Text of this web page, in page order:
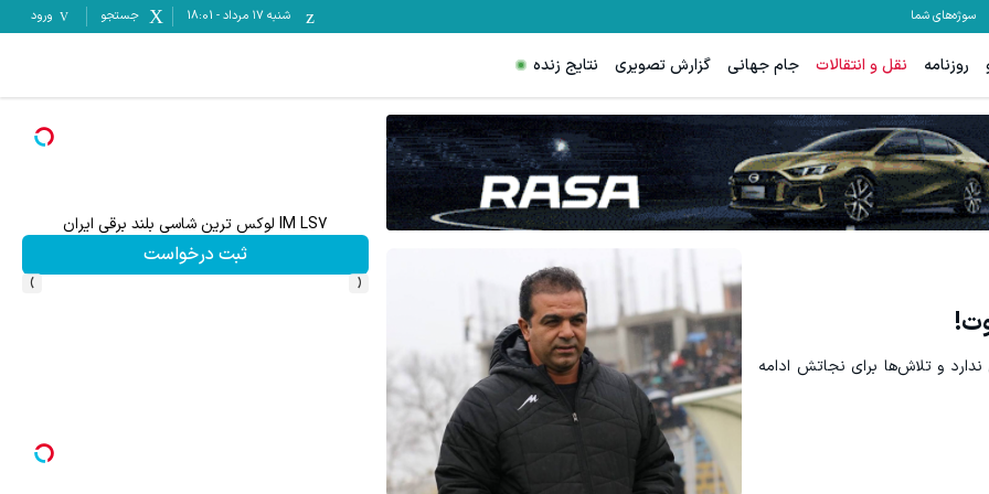
سوژه‌های شما شنبه ۱۷ مرداد -
18:01 جستجو ورود
روزنامه نقل و انتقالات جام جهانی گزارش تصویری نتایج زنده
و تلاش‌ها برای نجاتش ادامه
دیگه انگلیسی صحبت کردن کار سختی نیست !! IM LS7 لوکس ترین شاسی بلند برقی ایران
ثبت درخواست
‹
›